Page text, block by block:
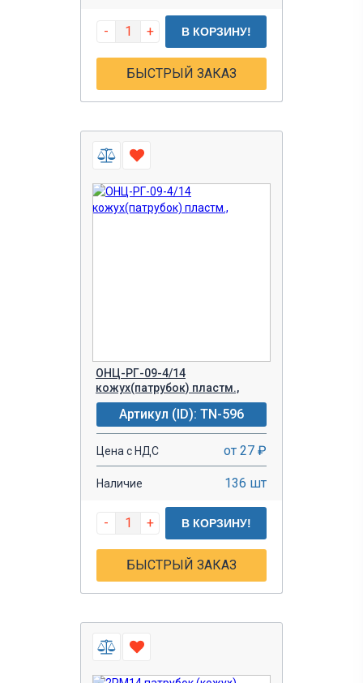
- + В КОРЗИНУ!
БЫСТРЫЙ ЗАКАЗ
ОНЦ-РГ-09-4/14
кожух(патрубок) пластм.,
Артикул (ID): TN-596
Цена с НДС от 27 ₽
Наличие 136 шт
- + В КОРЗИНУ!
БЫСТРЫЙ ЗАКАЗ